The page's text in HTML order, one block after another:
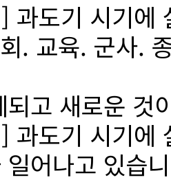
과도기 시기에
. 교육. 군사.
고 새로운 것
과도기 시기에
어나고 있습